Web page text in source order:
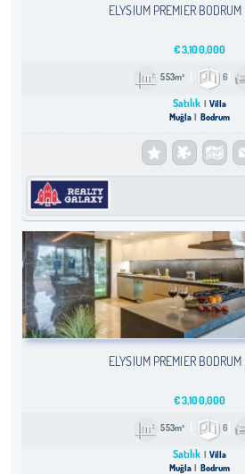
ELYSIUM PREMIER BODRUM
€3,100,000
553m² 6
Satılık
Villa
Muğla
Bodrum
ELYSIUM PREMIER BODRUM
€3,100,000
553m² 6
Satılık
Villa
Muğla
Bodrum